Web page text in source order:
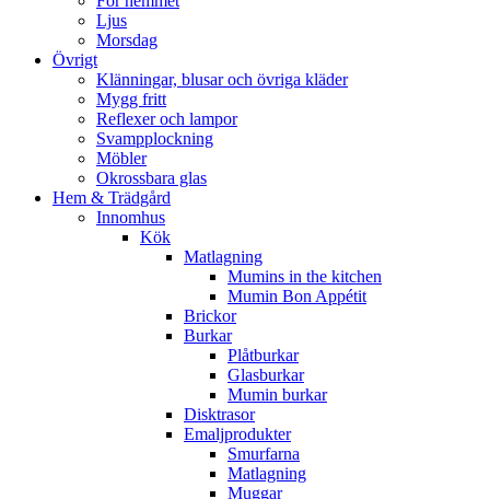
Ljus
Morsdag
Övrigt
Klänningar, blusar och övriga kläder
Mygg fritt
Reflexer och lampor
Svampplockning
Möbler
Okrossbara glas
Hem & Trädgård
Innomhus
Kök
Matlagning
Mumins in the kitchen
Mumin Bon Appétit
Brickor
Burkar
Plåtburkar
Glasburkar
Mumin burkar
Disktrasor
Emaljprodukter
Smurfarna
Matlagning
Muggar